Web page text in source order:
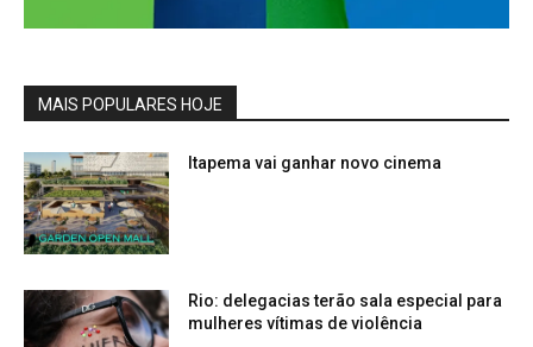
MAIS POPULARES HOJE
Itapema vai ganhar novo cinema
Rio: delegacias terão sala especial para
mulheres vítimas de violência